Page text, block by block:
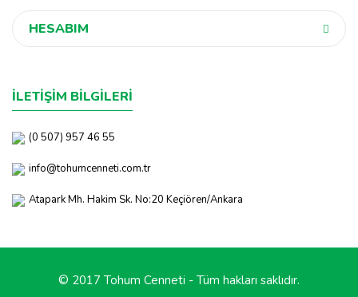
HESABIM
İLETİŞİM BİLGİLERİ
(0 507) 957 46 55
info@tohumcenneti.com.tr
Atapark Mh. Hakim Sk. No:20 Keçiören/Ankara
© 2017 Tohum Cenneti - Tüm hakları saklıdır.